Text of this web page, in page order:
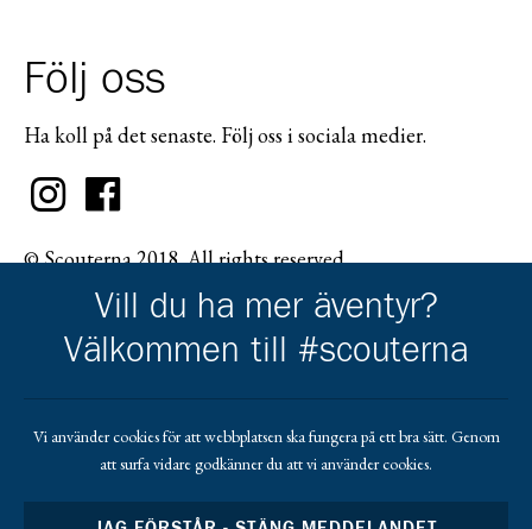
Följ oss
Ha koll på det senaste. Följ oss i sociala medier.
© Scouterna 2018. All rights reserved.
Gå till pl_50
Vill du ha mer äventyr?
Välkommen till #scouterna
Vi använder cookies för att webbplatsen ska fungera på ett bra sätt. Genom
att surfa vidare godkänner du att vi använder cookies.